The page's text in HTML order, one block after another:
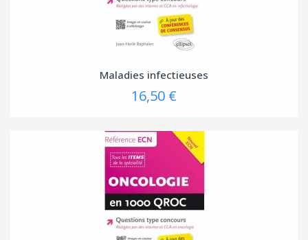
Maladies infectieuses
16,50 €